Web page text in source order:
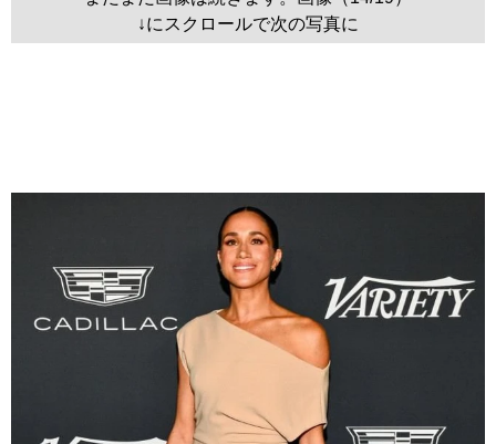
↓にスクロールで次の写真に